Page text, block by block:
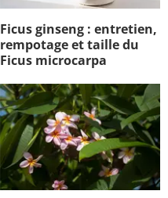
Ficus ginseng : entretien,
rempotage et taille du
Ficus microcarpa